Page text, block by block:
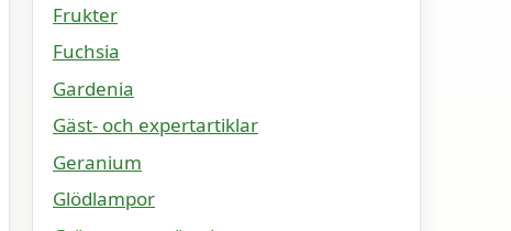
Frukter
Fuchsia
Gardenia
Gäst- och expertartiklar
Geranium
Glödlampor